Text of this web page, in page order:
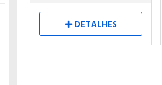
DETALHES